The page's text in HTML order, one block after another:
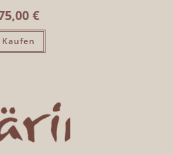
€
Kaufen